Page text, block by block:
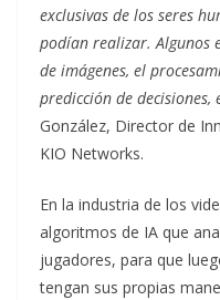
exclusivas de los seres
podían realizar. Algunos
de imágenes, el
predicción de decisiones,
González, Director de
KIO Networks.
En la industria de los
algoritmos de IA que
jugadores, para que
tengan sus propias